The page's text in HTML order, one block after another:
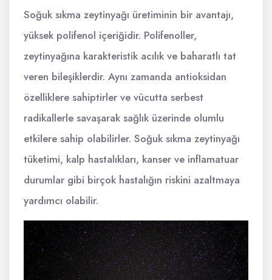
Soğuk sıkma zeytinyağı üretiminin bir avantajı,
yüksek polifenol içeriğidir. Polifenoller,
zeytinyağına karakteristik acılık ve baharatlı tat
veren bileşiklerdir. Aynı zamanda antioksidan
özelliklere sahiptirler ve vücutta serbest
radikallerle savaşarak sağlık üzerinde olumlu
etkilere sahip olabilirler. Soğuk sıkma zeytinyağı
tüketimi, kalp hastalıkları, kanser ve inflamatuar
durumlar gibi birçok hastalığın riskini azaltmaya
yardımcı olabilir.